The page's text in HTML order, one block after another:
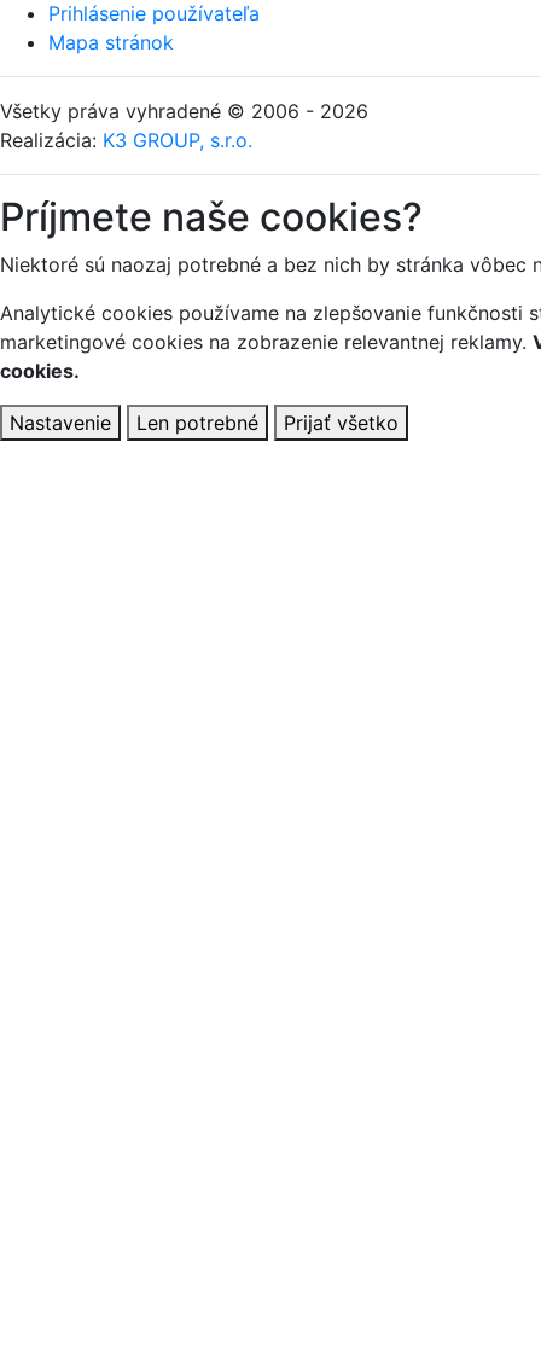
Prihlásenie používateľa
Mapa stránok
Všetky práva vyhradené © 2006 - 2026
Realizácia: K3 GROUP, s.r.o.
Príjmete naše cookies?
Niektoré sú naozaj potrebné a bez nich by stránka vôbec
Analytické cookies používame na zlepšovanie funkčnosti
marketingové cookies na zobrazenie relevantnej reklamy.
cookies.
Nastavenie Len potrebné Prijať všetko